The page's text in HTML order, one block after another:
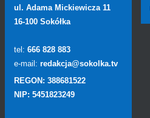
ul. Adama Mickiewicza 11
16-100 Sokółka
tel: 666 828 883
e-mail: redakcja@sokolka.tv
REGON: 388681522
NIP: 5451823249